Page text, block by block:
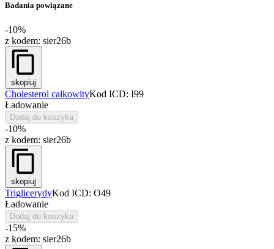
Badania powiązane
-10%
z kodem: sier26b
skopiuj
Cholesterol całkowityKod ICD: I99
Ładowanie
Dodaj do koszyka
-10%
z kodem: sier26b
skopiuj
TriglicerydyKod ICD: O49
Ładowanie
Dodaj do koszyka
-15%
z kodem: sier26b